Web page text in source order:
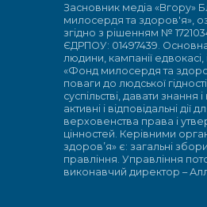
Засновник медіа «Вгору»
милосердя та здоров'я»,
згідно з рішенням №
ЄДРПОУ: 01497439. Основна
людини, кампанії едвокасі,
«Фонд милосердя та
поваги до людської
суспільстві, давати
активні і відповідальні дії
верховенства права і
цінностей. Керівними
здоров’я» є: загальні
правління. Управління
виконавчий директор –